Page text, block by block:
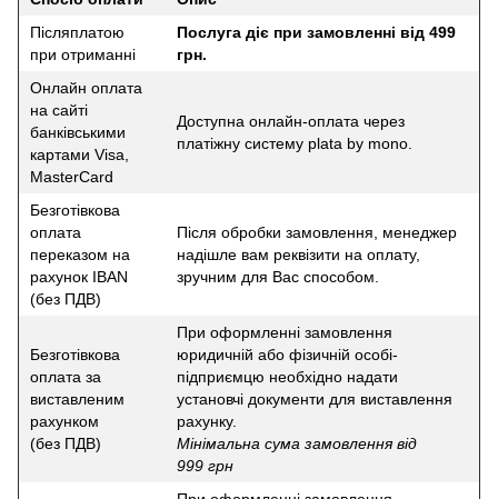
Післяплатою
при отриманні
Послуга діє при замовленні від 499
грн.
Онлайн оплата
на сайті
банківськими
картами Visa,
MasterCard
Доступна онлайн-оплата через
платіжну систему plata by mono.
Безготівкова
оплата
переказом на
рахунок IBAN
(без ПДВ)
Після обробки замовлення, менеджер
надішле вам реквізити на оплату,
зручним для Вас способом.
Безготівкова
оплата за
виставленим
рахунком
(без ПДВ)
При оформленні замовлення
юридичній або фізичній особі-
підприємцю необхідно надати
установчі документи для виставлення
рахунку.
Мінімальна сума замовлення від
999 грн